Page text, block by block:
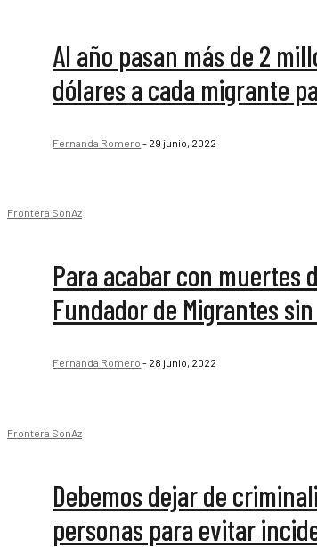
Al año pasan más de 2
dólares a cada migrante
Fernanda Romero - 29 junio, 2022
Frontera SonAz
Para acabar con muertes
Fundador de Migrantes
Fernanda Romero - 28 junio, 2022
Frontera SonAz
Debemos dejar de
personas para evitar